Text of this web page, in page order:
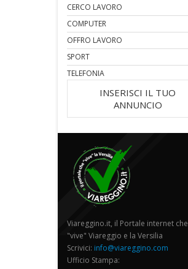
CERCO LAVORO
COMPUTER
OFFRO LAVORO
SPORT
TELEFONIA
INSERISCI IL TUO
ANNUNCIO
Viareggino.it, il Portale internet che
"vive" Viareggio e la Versilia
Scrivici: info@viareggino.com
Ufficio Stampa: